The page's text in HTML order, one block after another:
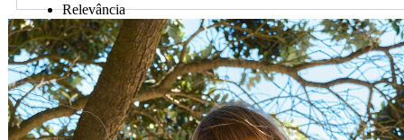
Relevância
Preço Crescente
Preço Decrescente
Nome do Produto A - Z
Nome do Produto Z - A
Ordenar por
Relevância